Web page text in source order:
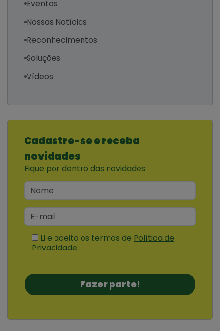
Eventos
Nossas Notícias
Reconhecimentos
Soluções
Vídeos
Cadastre-se e receba
novidades
Fique por dentro das novidades
Li e aceito os termos de Política de
Privacidade.